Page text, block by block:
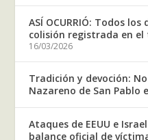
ASÍ OCURRIÓ: Todos
colisión registrada en el
16/03/2026
Tradición y devoción:
Nazareno de San Pablo
Ataques de EEUU e
balance oficial de